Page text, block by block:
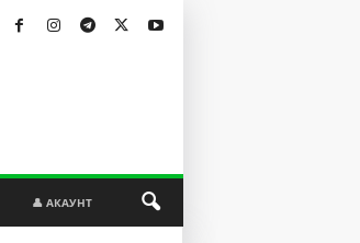
👤 АКАУНТ